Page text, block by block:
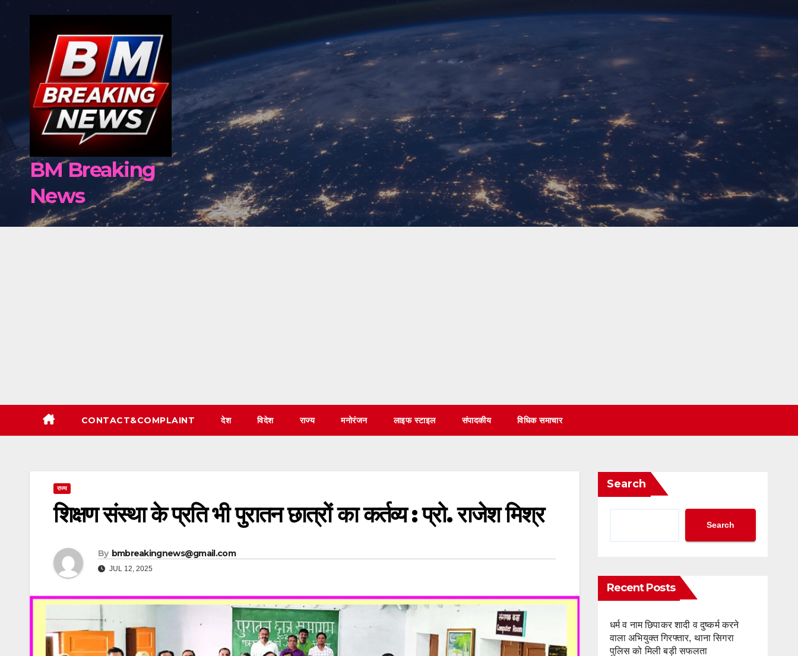
BM Breaking
News
CONTACT&COMPLAINT देश विदेश राज्य मनोरंजन लाइफ स्टाइल संपादकीय विधिक समाचार
राज्य
शिक्षण संस्था के प्रति भी पुरातन छात्रों का कर्तव्य : प्रो. राजेश मिश्र
By bmbreakingnews@gmail.com
JUL 12, 2025
Search
Search
Recent Posts
धर्म व नाम छिपाकर शादी व दुष्कर्म करने
वाला अभियुक्त गिरफ्तार, थाना सिगरा
पुलिस को मिली बड़ी सफलता